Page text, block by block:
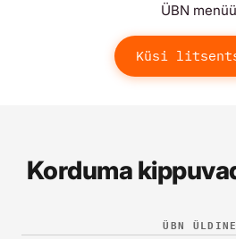
ÜBN
Küsi
Korduma
ÜBN ÜLDINE